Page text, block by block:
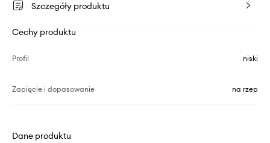
Szczegóły produktu
Cechy produktu
Profil niski
Zapięcie i dopasowanie na rzep
Dane produktu